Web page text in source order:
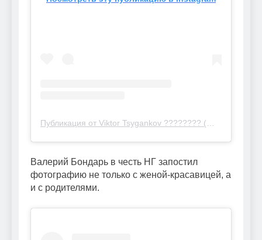
Валерий Бондарь в честь НГ запостил
фотографию не только с женой-красавицей, а
и с родителями.